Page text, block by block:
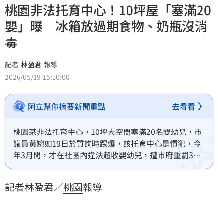
桃園非法托育中心！10坪屋「塞滿20
嬰」曝 冰箱放過期食物、奶瓶沒消
毒
記者 林盈君 報導
2026/05/19 15:10:00
阿立幫你摘要新聞重點 去看看
桃園某非法托育中心，10坪大空間塞滿20名嬰幼兒，市
議員黃婉如19日於質詢時踢爆，該托育中心是慣犯，今
年3月間，才在社區內違法超收嬰幼兒，遭市府重罰30
萬，沒想到事後又重操舊業，轉到龍壽街又接收幼兒，
籍移工、1名無執照人員照護，嚴重危害嬰幼兒安全。
記者林盈君／桃園報導